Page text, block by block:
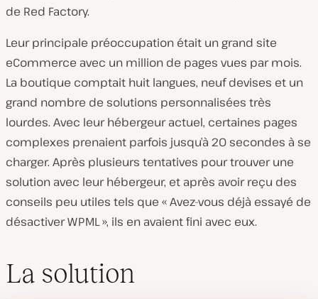
de Red Factory.
Leur principale préoccupation était un grand site
eCommerce avec un million de pages vues par mois.
La boutique comptait huit langues, neuf devises et un
grand nombre de solutions personnalisées très
lourdes. Avec leur hébergeur actuel, certaines pages
complexes prenaient parfois jusqu’à 20 secondes à se
charger. Après plusieurs tentatives pour trouver une
solution avec leur hébergeur, et après avoir reçu des
conseils peu utiles tels que « Avez-vous déjà essayé de
désactiver WPML », ils en avaient fini avec eux.
La solution